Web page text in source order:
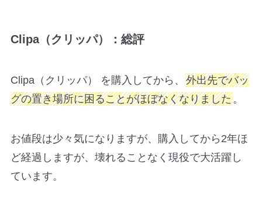
Clipa（クリッパ）：総評
Clipa（クリッパ） を購入してから、 外出先でバッ
グの置き場所に困ることがほぼなくなりました。
お値段は少々気になりますが、購入してから2年ほ
ど経過しますが、壊れることなく現役で大活躍し
ています。